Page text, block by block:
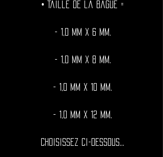
• Taille de la bague =
- 1,0 mm x 6 mm.
- 1,0 mm x 8 mm.
- 1,0 mm x 10 mm.
- 1,0 mm x 12 mm.
Choisissez ci-dessous...